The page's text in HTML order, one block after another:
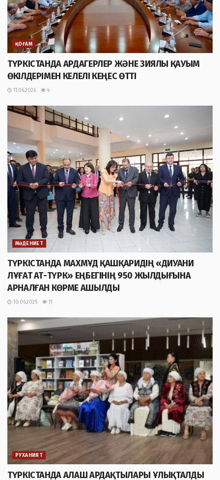
ҚОҒАМ
ТҮРКІСТАНДА АРДАГЕРЛЕР ЖӘНЕ ЗИЯЛЫ ҚАУЫМ
ӨКІЛДЕРІМЕН КЕЛЕЛІ КЕҢЕС ӨТТІ
11.06.2026 4
МӘДЕНИЕТ
ТҮРКІСТАНДА МАХМҰД ҚАШҚАРИДІҢ «ДИУАНИ
ЛҰҒАТ АТ-ТҮРК» ЕҢБЕГІНІҢ 950 ЖЫЛДЫҒЫНА
АРНАЛҒАН КӨРМЕ АШЫЛДЫ
10.06.2025 11
РУХАНИЯТ
ТҮРКІСТАНДА АЛАШ АРДАҚТЫЛАРЫ ҰЛЫҚТАЛДЫ